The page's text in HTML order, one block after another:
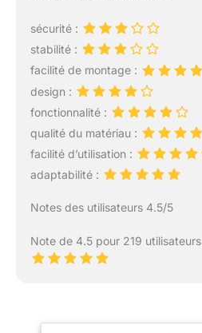
sécurité :
stabilité :
facilité de montage :
design :
fonctionnalité :
qualité du matériau :
facilité d’utilisation :
adaptabilité :
Notes des utilisateurs 4.5/5
Note de 4.5 pour 219 utilisateurs